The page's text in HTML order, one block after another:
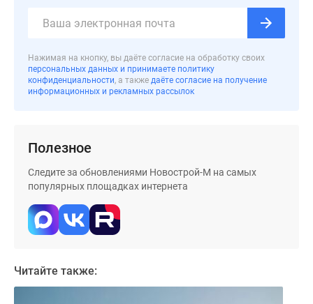
Москве
Программа
Москве
премиум-
класса
Новостройки
бизнес-
Траншевая
Нажимая на кнопку, вы даёте согласие на обработку своих
персональных данных и принимаете политику
конфиденциальности, а также даёте согласие на получение
информационных и рекламных рассылок
Полезное
Следите за обновлениями Новострой-М на самых
популярных площадках интернета
Читайте также: